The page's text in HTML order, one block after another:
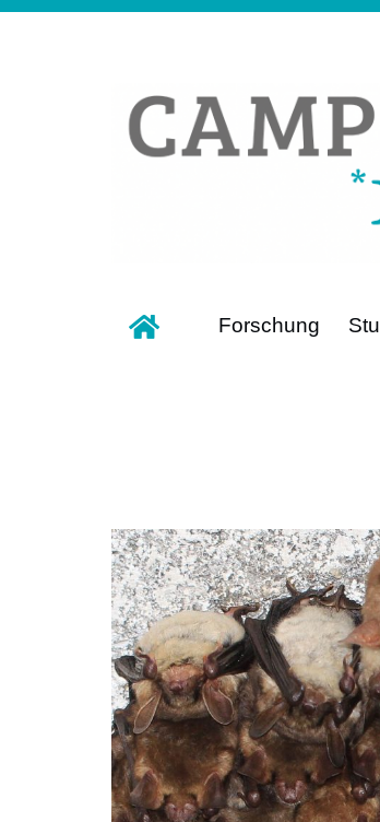
Forschung